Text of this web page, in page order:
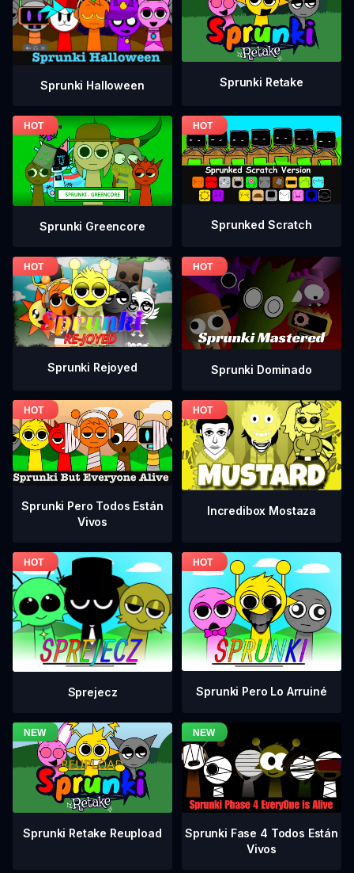
Sprunki Halloween Sprunki Retake
Sprunki Greencore Sprunked Scratch
Sprunki Rejoyed Sprunki Dominado
Sprunki Pero Todos Están
Vivos
Incredibox Mostaza
Sprejecz Sprunki Pero Lo Arruiné
Sprunki Retake Reupload
Sprunki Fase 4 Todos Están
Vivos